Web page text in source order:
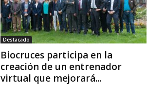
Destacado
Biocruces participa en la
creación de un entrenador
virtual que mejorará...